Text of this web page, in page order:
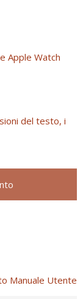
Apple Watch
del testo, i
Manuale Utente